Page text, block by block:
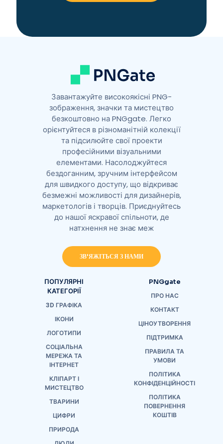
Завантажуйте високоякісні PNG-
зображення, значки та мистецтво
безкоштовно на PNGgate. Легко
орієнтуйтеся в різноманітній колекції
та підсилюйте свої проекти
професійними візуальними
елементами. Насолоджуйтеся
бездоганним, зручним інтерфейсом
для швидкого доступу, що відкриває
безмежні можливості для дизайнерів,
маркетологів і творців. Приєднуйтесь
до нашої яскравої спільноти, де
натхнення не знає меж
ЗВ'ЯЖІТЬСЯ З НАМИ
ПОПУЛЯРНІ
КАТЕГОРІЇ
3D ГРАФІКА
ІКОНИ
ЛОГОТИПИ
СОЦІАЛЬНА
МЕРЕЖА ТА
ІНТЕРНЕТ
КЛІПАРТ І
МИСТЕЦТВО
ТВАРИНИ
ЦИФРИ
ПРИРОДА
PNGgate
ПРО НАС
КОНТАКТ
ЦІНОУТВОРЕННЯ
ПІДТРИМКА
ПРАВИЛА ТА
УМОВИ
ПОЛІТИКА
КОНФІДЕНЦІЙНОСТІ
ПОЛІТИКА
ПОВЕРНЕННЯ
КОШТІВ